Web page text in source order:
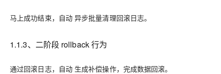
马上成功结束，自动 异步批量清理回滚日志。
1.1.3、二阶段 rollback 行为
通过回滚日志，自动 生成补偿操作，完成数据回滚。